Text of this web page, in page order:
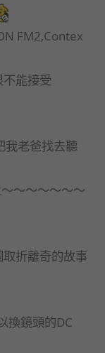
FM2,Contex
能接受
我老爸找去聽
～～～～～～
折離奇的故事
換鏡頭的DC